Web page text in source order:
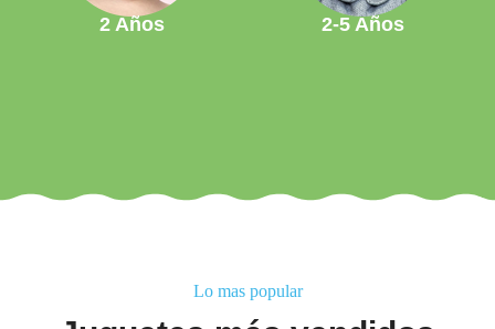
2 Años 2-5 Años
Lo mas popular